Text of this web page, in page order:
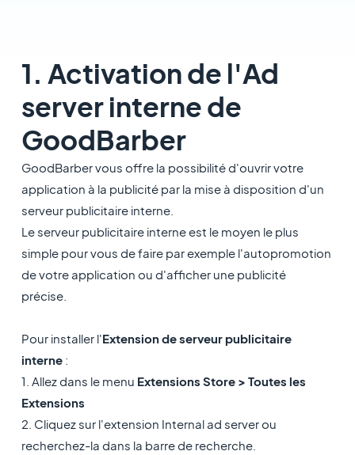
1. Activation de l'Ad
server interne de
GoodBarber
GoodBarber vous offre la possibilité d'ouvrir votre
application à la publicité par la mise à disposition d'un
serveur publicitaire interne.
Le serveur publicitaire interne est le moyen le plus
simple pour vous de faire par exemple l'autopromotion
de votre application ou d'afficher une publicité
précise.
Pour installer l'Extension de serveur publicitaire
interne:
1. Allez dans le menu Extensions Store > Toutes les
Extensions
2. Cliquez sur l'extension Internal ad server ou
recherchez-la dans la barre de recherche.